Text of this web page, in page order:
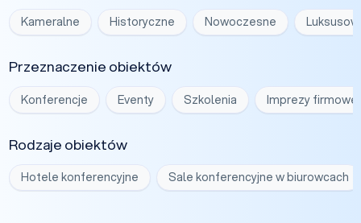
Kameralne Historyczne Nowoczesne
Przeznaczenie obiektów
Konferencje Eventy Szkolenia Imprezy firmowe
Rodzaje obiektów
Hotele konferencyjne Sale konferencyjne w biurowcach